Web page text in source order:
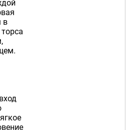
в